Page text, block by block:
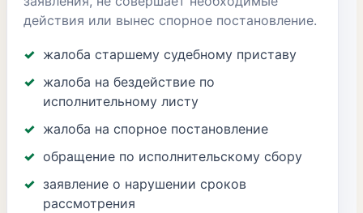
действия или вынес спорное постановление.
жалоба старшему судебному приставу
жалоба на бездействие по
исполнительному листу
жалоба на спорное постановление
обращение по исполнительскому сбору
заявление о нарушении сроков
рассмотрения